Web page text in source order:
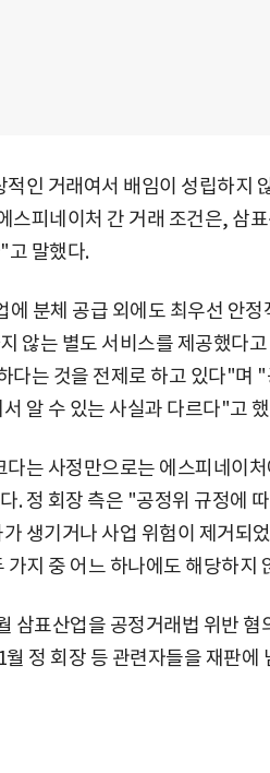
인 거래여서 배임이 성립하지
스피네이처 간 거래 조건은, 삼
고 말했다.
분체 공급 외에도 최우선 안정
않는 별도 서비스를 제공했다
다는 것을 전제로 하고 있다"며
알 수 있는 사실과 다르다"고
는 사정만으로는 에스피네이처
. 정 회장 측은 "공정위 규정에
생기거나 사업 위험이 제거되
지 중 어느 하나에도 해당하지
삼표산업을 공정거래법 위반 혐
정 회장 등 관련자들을 재판에